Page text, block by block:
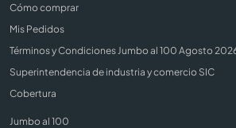
Cómo comprar
Mis Pedidos
Términos y Condiciones Jumbo al 100 Agosto
Superintendencia de industria y comercio SIC
Cobertura
Jumbo al 100